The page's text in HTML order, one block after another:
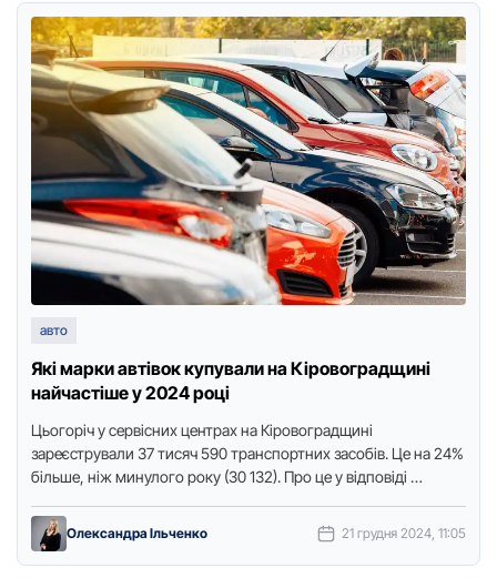
авто
Які марки автівок купували на Кіровоградщині
найчастіше у 2024 році
Цьогоріч у сервісних центрах на Кіровоградщині
зареєстрували 37 тисяч 590 транспортних засобів. Це на 24%
більше, ніж минулого року (30 132). Прo це у відпoвіді …
Олександра Ільченко 21 грудня 2024, 11:05